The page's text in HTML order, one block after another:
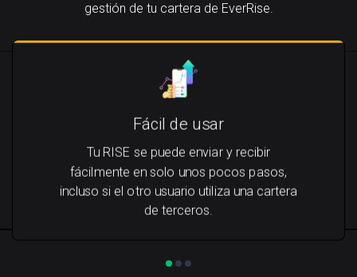
gestión de tu cartera de EverRise.
Fácil de usar
Tu RISE se puede enviar y recibir
fácilmente en solo unos pocos pasos,
incluso si el otro usuario utiliza una cartera
de terceros.